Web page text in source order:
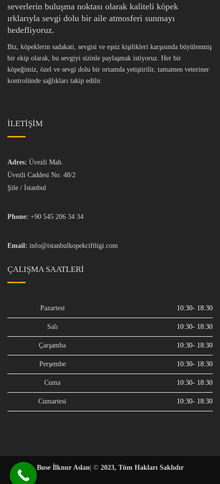
severlerin buluşma noktası olarak kaliteli köpek
ırklarıyla sevgi dolu bir aile atmosferi sunmayı
hedefliyoruz.
Biz, köpeklerin sadakati, sevgisi ve eşsiz kişilikleri karşısında büyülenmiş
bir ekip olarak, bu sevgiyi sizinle paylaşmak istiyoruz. Her bir
köpeğimiz, özel ve sevgi dolu bir ortamda yetiştirilir, tamamen veteriner
kontrolünde sağlıkları takip edilir.
İLETİŞİM
Adres: Üvezli Mah.
Üvezli Caddesi No: 48/2
Şile / İstanbul
Phone: +90 545 206 34 34
Email: info@istanbulkopekciftligi.com
ÇALIŞMA SAATLERI
Pazartesi 10:30- 18:30
Salı 10:30- 18:30
Çarşamba 10:30- 18:30
Perşembe 10:30- 18:30
Cuma 10:30- 18:30
Cumartesi 10:30- 18:30
Buse İlknur Aslan | © 2023, Tüm Hakları Saklıdır